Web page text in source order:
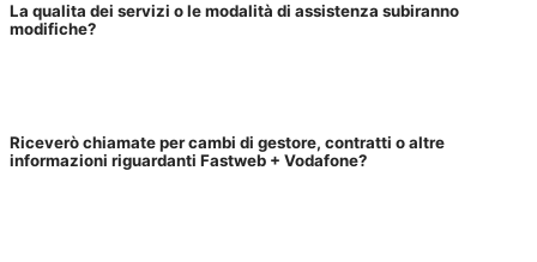
La qualita dei servizi o le modalità di assistenza subiranno
modifiche?
Riceverò chiamate per cambi di gestore, contratti o altre
informazioni riguardanti Fastweb + Vodafone?